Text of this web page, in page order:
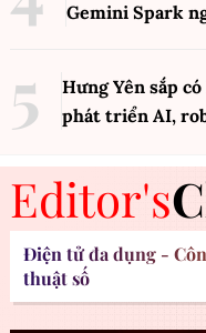
Gemini Spark
Hưng Yên sắp
phát triển AI,
Editor's
Điện tử đa dụng -
thuật số